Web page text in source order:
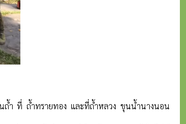
นถ้ำ ที่ ถ้ำทรายทอง และที่ถ้ำหลวง ขุนน้ำนางนอน